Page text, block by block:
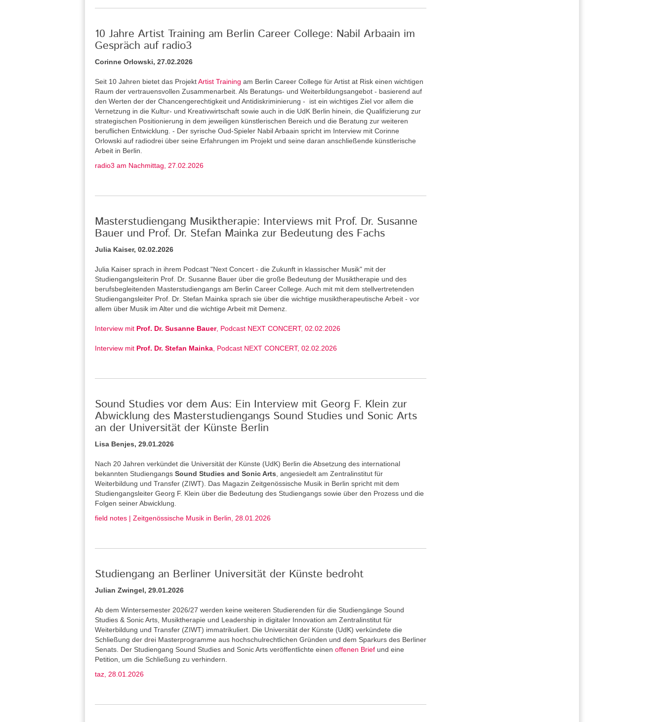
10 Jahre Artist Training am Berlin Career College: Nabil Arbaain im
Gespräch auf radio3
Corinne Orlowski, 27.02.2026
Seit 10 Jahren bietet das ProjektArtist Training am Berlin Career College für Artist at Risk einen wichtigen
Raum der vertrauensvollen Zusammenarbeit. Als Beratungs- und Weiterbildungsangebot - basierend auf
den Werten der der Chancengerechtigkeit und Antidiskriminierung - ist ein wichtiges Ziel vor allem die
Vernetzung in die Kultur- und Kreativwirtschaft sowie auch in die UdK Berlin hinein, die Qualifizierung zur
strategischen Positionierung in dem jeweiligen künstlerischen Bereich und die Beratung zur weiteren
beruflichen Entwicklung. - Der syrische Oud-Spieler Nabil Arbaain spricht im Interview mit Corinne
Orlowski auf radiodrei über seine Erfahrungen im Projekt und seine daran anschließende künstlerische
Arbeit in Berlin.
radio3 am Nachmittag, 27.02.2026
Masterstudiengang Musiktherapie: Interviews mit Prof. Dr. Susanne
Bauer und Prof. Dr. Stefan Mainka zur Bedeutung des Fachs
Julia Kaiser, 02.02.2026
Julia Kaiser sprach in ihrem Podcast "Next Concert - die Zukunft in klassischer Musik" mit der
Studiengangsleiterin Prof. Dr. Susanne Bauer über die große Bedeutung der Musiktherapie und des
berufsbegleitenden Masterstudiengangs am Berlin Career College. Auch mit mit dem stellvertretenden
Studiengangsleiter Prof. Dr. Stefan Mainka sprach sie über die wichtige musiktherapeutische Arbeit - vor
allem über Musik im Alter und die wichtige Arbeit mit Demenz.
Interview mit Prof. Dr. Susanne Bauer, Podcast NEXT CONCERT, 02.02.2026
Interview mit Prof. Dr. Stefan Mainka , Podcast NEXT CONCERT, 02.02.2026
Sound Studies vor dem Aus: Ein Interview mit Georg F. Klein zur
Abwicklung des Masterstudiengangs Sound Studies und Sonic Arts
an der Universität der Künste Berlin
Lisa Benjes, 29.01.2026
Nach 20 Jahren verkündet die Universität der Künste (UdK) Berlin die Absetzung des international
bekannten Studiengangs Sound Studies and Sonic Arts , angesiedelt am Zentralinstitut für
Weiterbildung und Transfer (ZIWT). Das Magazin Zeitgenössische Musik in Berlin spricht mit dem
Studiengangsleiter Georg F. Klein über die Bedeutung des Studiengangs sowie über den Prozess und die
Folgen seiner Abwicklung.
field notes | Zeitgenössische Musik in Berlin, 28.01.2026
Studiengang an Berliner Universität der Künste bedroht
Julian Zwingel, 29.01.2026
Ab dem Wintersemester 2026/27 werden keine weiteren Stu­dierenden für die Studiengänge Sound
Studies & Sonic Arts, Musiktherapie und Leadership in digitaler Innovation am Zentralinstitut für
Weiterbildung und Transfer (ZIWT) immatrikuliert. Die Universität der Künste (UdK) verkündete die
Schließung der drei Masterprogramme aus hochschulrechtlichen Gründen und dem Sparkurs des Berliner
Senats. Der Studiengang Sound Studies and Sonic Arts veröffentlichte einen offenen Brief und eine
Petition, um die Schließung zu verhindern.
taz, 28.01.2026